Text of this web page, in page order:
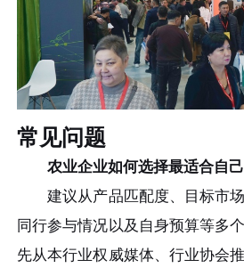
常见问题
农业企业如何选择最适合自
建议从产品匹配度、目标市场
同行参与情况以及自身预算等多
先从本行业权威媒体、行业协会